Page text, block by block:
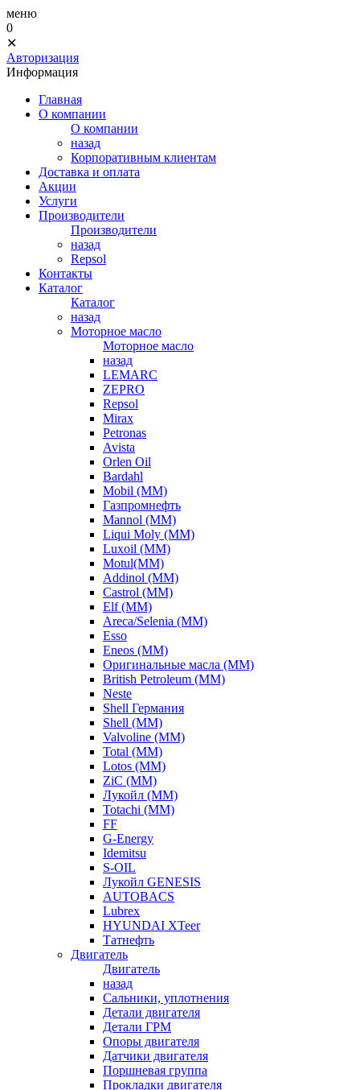
меню
0
✕
Авторизация
Информация
Главная
О компании
О компании
назад
Корпоративным клиентам
Доставка и оплата
Акции
Услуги
Производители
Производители
назад
Repsol
Контакты
Каталог
Каталог
назад
Моторное масло
Моторное масло
назад
LEMARC
ZEPRO
Repsol
Mirax
Petronas
Avista
Orlen Oil
Bardahl
Mobil (ММ)
Газпромнефть
Mannol (ММ)
Liqui Moly (ММ)
Luxoil (ММ)
Motul(ММ)
Addinol (ММ)
Castrol (ММ)
Elf (ММ)
Areca/Selenia (ММ)
Esso
Eneos (ММ)
Оригинальные масла (ММ)
British Petroleum (ММ)
Neste
Shell Германия
Shell (ММ)
Valvoline (ММ)
Total (ММ)
Lotos (ММ)
ZiC (ММ)
Лукойл (ММ)
Totachi (MM)
FF
G-Energy
Idemitsu
S-OIL
Лукойл GENESIS
AUTOBACS
Lubrex
HYUNDAI XTeer
Татнефть
Двигатель
Двигатель
назад
Сальники, уплотнения
Детали двигателя
Детали ГРМ
Опоры двигателя
Датчики двигателя
Поршневая группа
Прокладки двигателя